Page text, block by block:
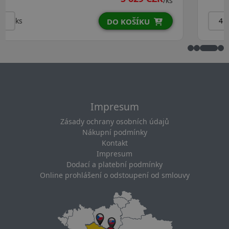
DO KOŠÍKU
Impresum
Zásady ochrany osobních údajů
Nákupní podmínky
Kontakt
Impresum
Dodací a platební podmínky
Online prohlášení o odstoupení od smlouvy